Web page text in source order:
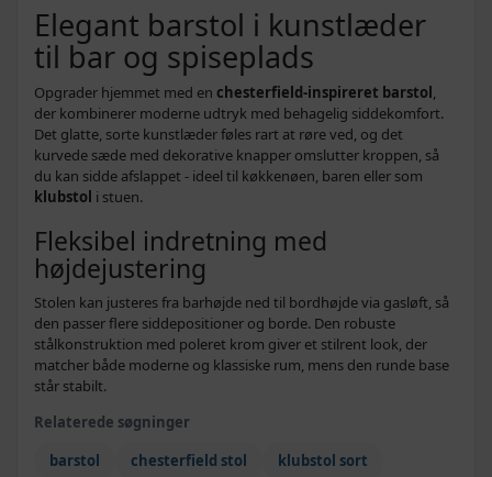
Elegant barstol i kunstlæder
til bar og spiseplads
Opgrader hjemmet med en chesterfield-inspireret barstol,
der kombinerer moderne udtryk med behagelig siddekomfort.
Det glatte, sorte kunstlæder føles rart at røre ved, og det
kurvede sæde med dekorative knapper omslutter kroppen, så
du kan sidde afslappet - ideel til køkkenøen, baren eller som
klubstol i stuen.
Fleksibel indretning med
højdejustering
Stolen kan justeres fra barhøjde ned til bordhøjde via gasløft, så
den passer flere siddepositioner og borde. Den robuste
stålkonstruktion med poleret krom giver et stilrent look, der
matcher både moderne og klassiske rum, mens den runde base
står stabilt.
Relaterede søgninger
barstol
chesterfield stol
klubstol sort